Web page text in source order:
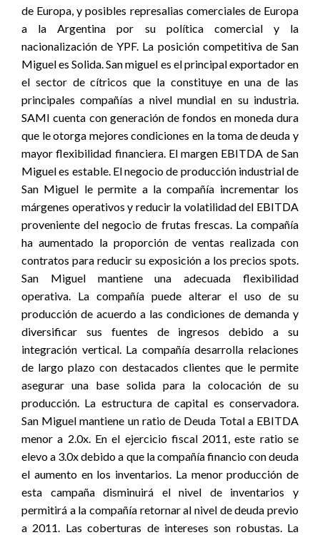
de Europa, y posibles represalias comerciales de Europa
a la Argentina por su política comercial y la
nacionalización de YPF. La posición competitiva de San
Miguel es Solida. San miguel es el principal exportador en
el sector de cítricos que la constituye en una de las
principales compañías a nivel mundial en su industria.
SAMI cuenta con generación de fondos en moneda dura
que le otorga mejores condiciones en la toma de deuda y
mayor flexibilidad financiera. El margen EBITDA de San
Miguel es estable. El negocio de producción industrial de
San Miguel le permite a la compañía incrementar los
márgenes operativos y reducir la volatilidad del EBITDA
proveniente del negocio de frutas frescas. La compañía
ha aumentado la proporción de ventas realizada con
contratos para reducir su exposición a los precios spots.
San Miguel mantiene una adecuada flexibilidad
operativa. La compañía puede alterar el uso de su
producción de acuerdo a las condiciones de demanda y
diversificar sus fuentes de ingresos debido a su
integración vertical. La compañía desarrolla relaciones
de largo plazo con destacados clientes que le permite
asegurar una base solida para la colocación de su
producción. La estructura de capital es conservadora.
San Miguel mantiene un ratio de Deuda Total a EBITDA
menor a 2.0x. En el ejercicio fiscal 2011, este ratio se
elevo a 3.0x debido a que la compañía financio con deuda
el aumento en los inventarios. La menor producción de
esta campaña disminuirá el nivel de inventarios y
permitirá a la compañía retornar al nivel de deuda previo
a 2011. Las coberturas de intereses son robustas. La